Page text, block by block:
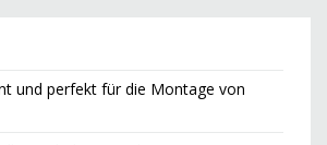
und perfekt für die Montage von